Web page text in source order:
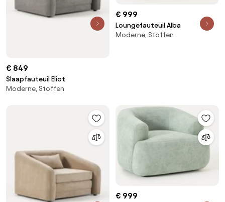
€ 849
Slaapfauteuil Eliot
Moderne, Stoffen
€ 999
Loungefauteuil Alba
Moderne, Stoffen
€ 999